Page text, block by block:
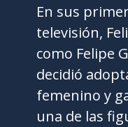
En sus
televisión,
como Felipe
decidió
femenino y
una de las